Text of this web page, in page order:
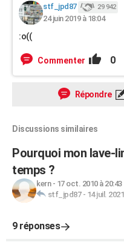
stf_jpd87 29 942
24 juin 2019 à 18:04
:o((
Commenter 0
Répondre
Discussions similaires
Pourquoi mon lave-
temps ?
kern- 17 oct. 2010 à 20:43
stf_jpd87- 14 juil.
9 réponses